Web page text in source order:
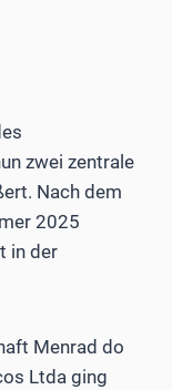
zwei zentrale
Nach dem
2025
in der
Menrad do
Ltda ging